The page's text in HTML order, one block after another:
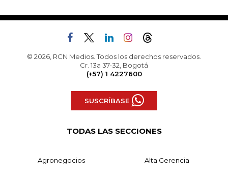
© 2026, RCN Medios. Todos los derechos reservados.
Cr. 13a 37-32, Bogotá
(+57) 1 4227600
SUSCRÍBASE
TODAS LAS SECCIONES
Agronegocios Alta Gerencia